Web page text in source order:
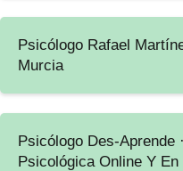
Psicólogo Rafael
Murcia
Psicólogo Des-Aprende
Psicológica Online Y